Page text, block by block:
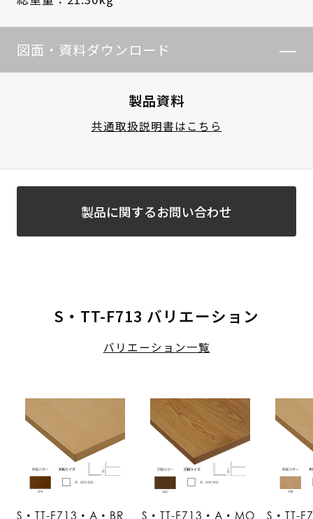
図面・資料ダウンロード
製品資料
共通取扱説明書はこちら
製品に関するお問い合わせ
S・TT-F713 バリエーション
バリエーション一覧
S・TT-F713・A・BR S・TT-F713・A・MO S・TT-